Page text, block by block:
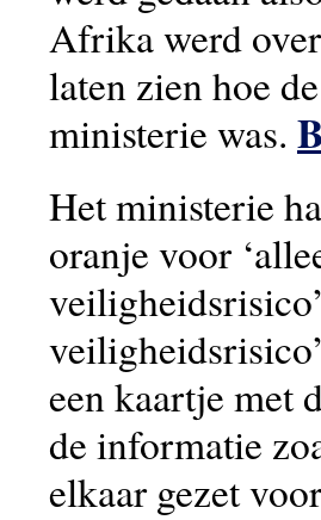
Afrika werd
laten zien hoe
ministerie was.
Het ministerie
oranje voor
een kaartje met
de informatie
elkaar gezet